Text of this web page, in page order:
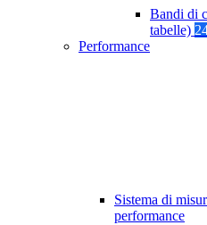
Bandi di
tabelle)
Performance
Sistema di
performance